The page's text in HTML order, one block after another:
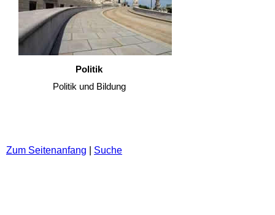
Politik
Politik und Bildung
Zum Seitenanfang Suche